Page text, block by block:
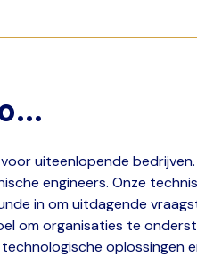
uiteenlopende bedrijven.
engineers. Onze
in om uitdagende
om organisaties te
oplossingen